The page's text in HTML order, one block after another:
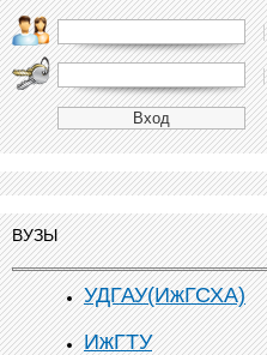
ВУЗЫ
УДГАУ(ИжГСХА)
ИжГТУ